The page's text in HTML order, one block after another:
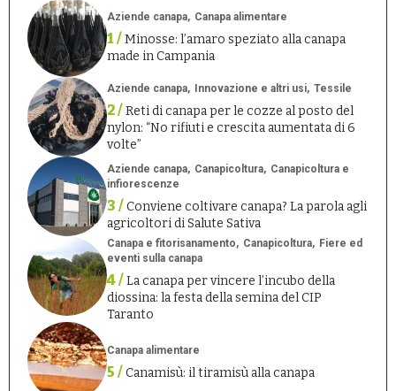
Aziende canapa Canapa alimentare
1 /Minosse: l’amaro speziato alla canapa
made in Campania
Aziende canapa Innovazione e altri usi Tessile
2 /Reti di canapa per le cozze al posto del
nylon: “No rifiuti e crescita aumentata di 6
volte”
Aziende canapa Canapicoltura
Canapicoltura e
infiorescenze
3 /Conviene coltivare canapa? La parola agli
agricoltori di Salute Sativa
Canapa e fitorisanamento Canapicoltura
Fiere ed
eventi sulla canapa
4 /La canapa per vincere l’incubo della
diossina: la festa della semina del CIP
Taranto
Canapa alimentare
5 /Canamisù: il tiramisù alla canapa